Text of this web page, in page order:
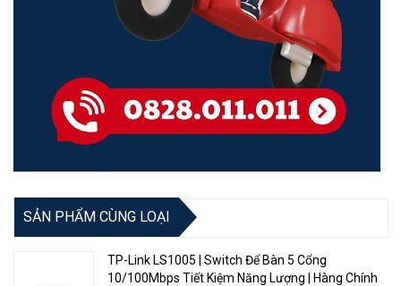
như máy tính, máy in, webcam, IPTV. Tương thích với nhiều ứng
dụng và phù hợp để kết nối mạng trong ký túc xá của trường, giám
SẢN PHẨM CÙNG LOẠI
TP-Link LS1005 | Switch Để Bàn 5 Cổng
10/100Mbps Tiết Kiệm Năng Lượng | Hàng Chính